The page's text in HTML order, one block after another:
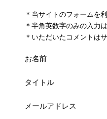
＊当サイトのフォームを
＊半角英数字のみの入力
＊いただいたコメントは
お名前
タイトル
メールアドレス